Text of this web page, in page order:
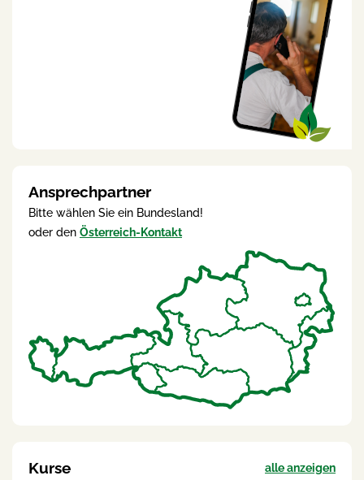
Ansprechpartner
Bitte wählen Sie ein Bundesland!
oder den Österreich-Kontakt
Kurse alle anzeigen